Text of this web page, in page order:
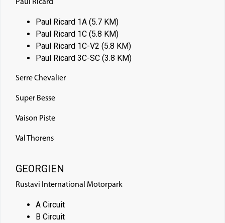
Paul Ricard
Paul Ricard 1A (5.7 KM)
Paul Ricard 1C (5.8 KM)
Paul Ricard 1C-V2 (5.8 KM)
Paul Ricard 3C-SC (3.8 KM)
Serre Chevalier
Super Besse
Vaison Piste
Val Thorens
GEORGIEN
Rustavi International Motorpark
A Circuit
B Circuit